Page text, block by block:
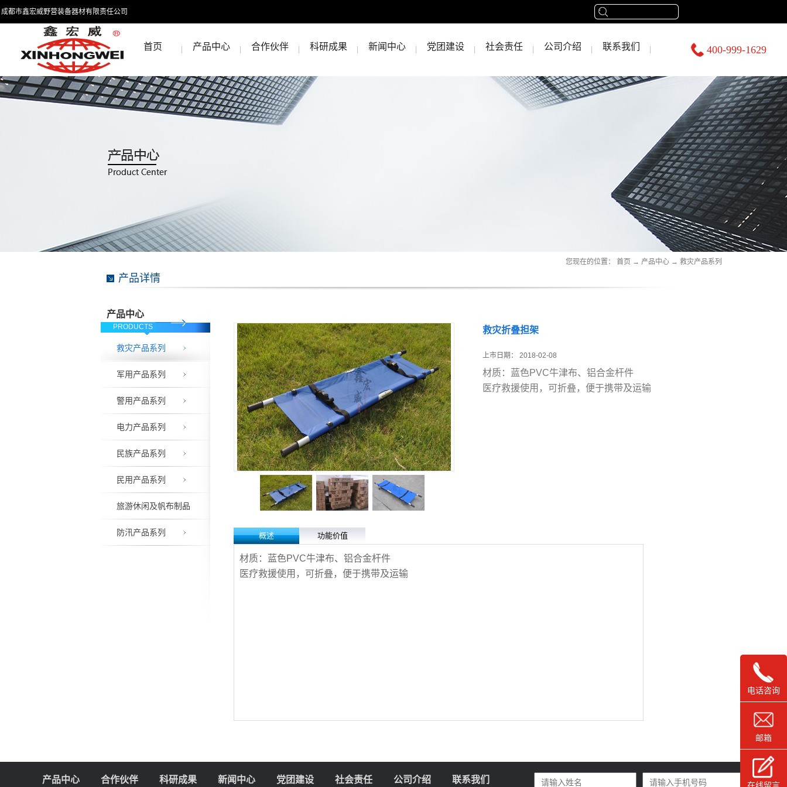
成都市鑫宏威野营装备器材有限责任公司
首页 产品中心 合作伙伴 科研成果 新闻中心 党团建设 社会责任 公司介绍 联系我们 400-999-1629
产品中心
PRODUCTS
救灾产品系列
军用产品系列
警用产品系列
电力产品系列
民族产品系列
民用产品系列
旅游休闲及帆布制品
防汛产品系列
产品详情
您现在的位置： 首页 → 产品中心 → 救灾产品系列
救灾折叠担架
上市日期： 2018-02-08
材质：蓝色PVC牛津布、铝合金杆件
医疗救援使用，可折叠，便于携带及运输
概述 功能价值
材质：蓝色PVC牛津布、铝合金杆件
医疗救援使用，可折叠，便于携带及运输
产品中心 合作伙伴 科研成果 新闻中心 党团建设 社会责任 公司介绍 联系我们
电话咨询
邮箱